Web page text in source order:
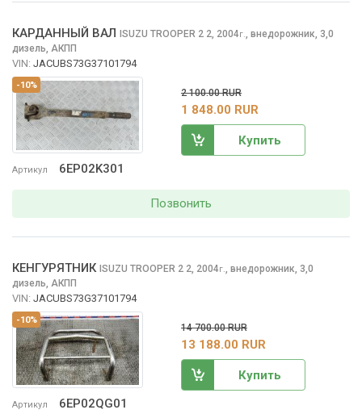
-10%
Артикул 6EP02K301
КАРДАННЫЙ ВАЛ ISUZU TROOPER 2 2, 2004г.
внедорожник, 3,0
дизель, АКПП
VIN: JACUBS73G37101794
2 100.00 RUR
1 848.00 RUR
Купить
Позвонить
-10%
Артикул 6EP02QG01
КЕНГУРЯТНИК ISUZU TROOPER 2 2, 2004г.
внедорожник, 3,0
дизель, АКПП
VIN: JACUBS73G37101794
14 700.00 RUR
13 188.00 RUR
Купить